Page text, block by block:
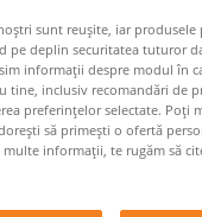
sunt reușite, iar produsele
pe deplin securitatea tuturor
informații despre modul în
tine, inclusiv recomandări de
preferințelor selectate. Poți
să primești o ofertă
informații, te rugăm să